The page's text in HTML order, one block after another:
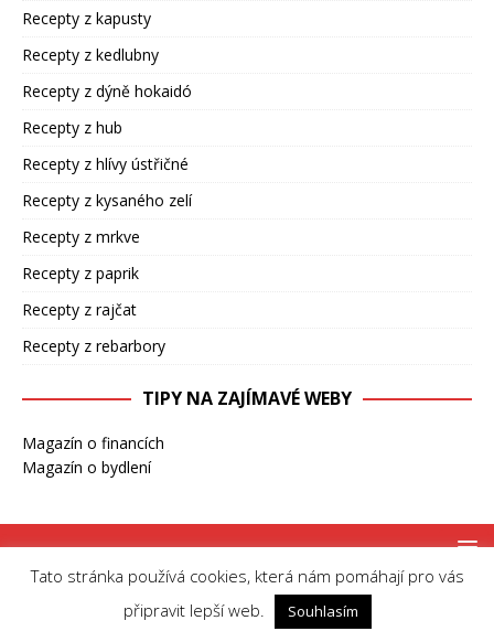
Recepty z kapusty
Recepty z kedlubny
Recepty z dýně hokaidó
Recepty z hub
Recepty z hlívy ústřičné
Recepty z kysaného zelí
Recepty z mrkve
Recepty z paprik
Recepty z rajčat
Recepty z rebarbory
TIPY NA ZAJÍMAVÉ WEBY
Magazín o financích
Magazín o bydlení
Copyright © 2026 | MH Magazine WordPress Theme by
Tato stránka používá cookies, která nám pomáhají pro vás
připravit lepší web.
Souhlasím